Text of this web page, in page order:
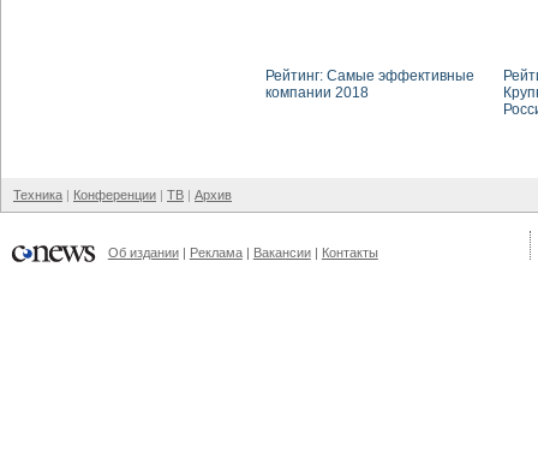
Рейтинг: Самые эффективные
компании 2018
Техника Конференции ТВ Архив
Об издании Реклама Вакансии Контакты